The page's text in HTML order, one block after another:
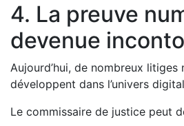
4. La preuve
devenue
Aujourd’hui, de nombreux litiges
développent dans l’univers
Le commissaire de justice peut